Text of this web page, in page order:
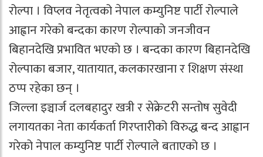
रोल्पा । विप्लव नेतृत्वको नेपाल कम्युनिष्ट पार्टी रोल्पाले
आह्वान गरेको बन्दका कारण रोल्पाको जनजीवन
बिहानदेखि प्रभावित भएको छ । बन्दका कारण बिहानदेखि
रोल्पाका बजार, यातायात, कलकारखाना र शिक्षण संस्था
ठप्प रहेका छन् ।
जिल्ला इञ्चार्ज दलबहादुर खत्री र सेक्रेटरी सन्तोष सुवेदी
लगायतका नेता कार्यकर्ता गिरप्तारीको विरुद्ध बन्द आह्वान
गरेको नेपाल कम्युनिष्ट पार्टी रोल्पाले बताएको छ ।